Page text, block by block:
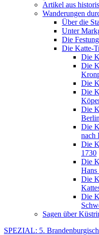
Artikel aus
Wanderungen
Über die
Unter
Die
Die Katte-
Die
Die
Die
Die
Die
Berlin
Die
nach
Die
1730
Die
Hans
Die
Die
Sagen über
SPEZIAL: 5.